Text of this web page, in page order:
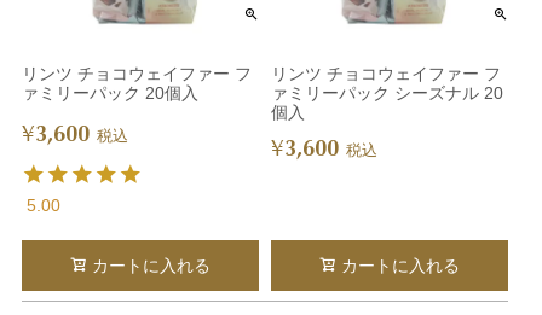
リンツ チョコウェイファー フ
ァミリーパック 20個入
¥3,600 税込
5.00
カートに入れる
リンツ チョコウェイファー フ
ァミリーパック シーズナル 20
個入
¥3,600 税込
カートに入れる